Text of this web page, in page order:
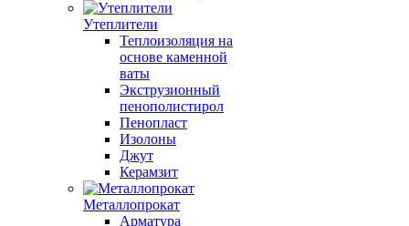
Утеплители
Теплоизоляция на
основе каменной
ваты
Экструзионный
пенополистирол
Пенопласт
Изолоны
Джут
Керамзит
Металлопрокат
Арматура